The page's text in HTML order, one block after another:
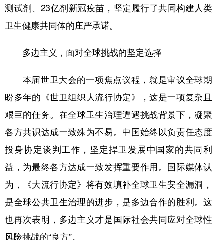
测试剂、23亿剂新冠疫苗，坚定履行了共同构建人类
卫生健康共同体的庄严承诺。
多边主义，面对全球挑战的坚定选择
本届世卫大会的一项焦点议程，就是审议全球期
盼多年的《世卫组织大流行协定》，这是一项复杂且
艰巨的任务。在全球卫生治理遭遇挑战背景下，凝聚
各方共识达成一致殊为不易。中国始终以负责任态度
投身协定谈判工作，坚定捍卫发展中国家的共同利
益，为最终各方达成一致发挥重要作用。国际媒体认
为，《大流行协定》将有效填补全球卫生安全漏洞，
是全球公共卫生治理的进步，是多边合作的胜利。这
也再次表明，多边主义才是国际社会共同应对全球性
风险挑战的“良方”。